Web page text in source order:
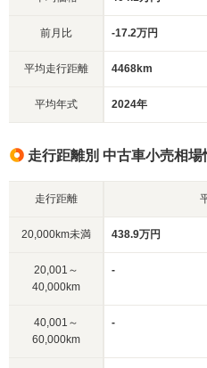
前月比 -17.2万円
平均走行距離 4468km
平均年式 2024年
走行距離別 中古車小売相場
走行距離
20,000km未満 438.9万円
20,001～
40,000km
-
40,001～
60,000km
-